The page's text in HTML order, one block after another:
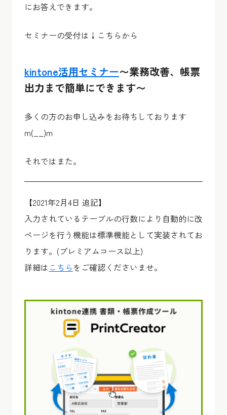
にお答えできます。
セミナーの受付は↓こちらから
kintone活用セミナー〜業務改善、帳票
出力まで簡単にできます〜
多くの方のお申し込みをお待ちしております
m(__)m
それではまた。
【2021年2月4日 追記】
入力されているテーブルの行数により自動的に改
ページを行う機能は標準機能として実装されてお
ります。(プレミアムコース以上)
詳細は こちら をご確認くださいませ。